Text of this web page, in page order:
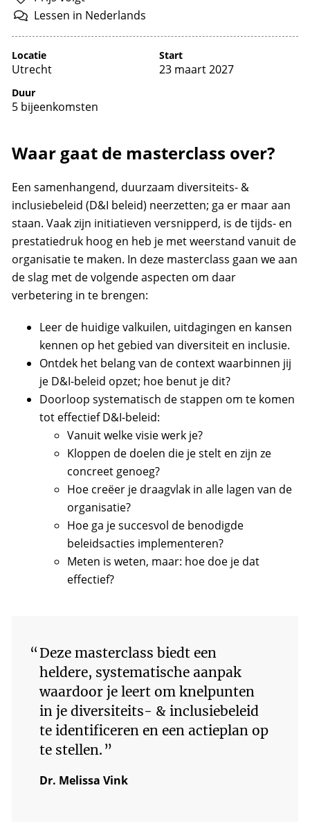
Lessen in Nederlands
Locatie
Utrecht
Start
23 maart 2027
Duur
5 bijeenkomsten
Waar gaat de masterclass over?
Een samenhangend, duurzaam diversiteits- &
inclusiebeleid (D&I beleid) neerzetten; ga er maar aan
staan. Vaak zijn initiatieven versnipperd, is de tijds- en
prestatiedruk hoog en heb je met weerstand vanuit de
organisatie te maken. In deze masterclass gaan we aan
de slag met de volgende aspecten om daar
verbetering in te brengen:
Leer de huidige valkuilen, uitdagingen en kansen
kennen op het gebied van diversiteit en inclusie.
Ontdek het belang van de context waarbinnen jij
je D&I-beleid opzet; hoe benut je dit?
Doorloop systematisch de stappen om te komen
tot effectief D&I-beleid:
Vanuit welke visie werk je?
Kloppen de doelen die je stelt en zijn ze
concreet genoeg?
Hoe creëer je draagvlak in alle lagen van de
organisatie?
Hoe ga je succesvol de benodigde
beleidsacties implementeren?
Meten is weten, maar: hoe doe je dat
effectief?
“Deze masterclass biedt een
heldere, systematische aanpak
waardoor je leert om knelpunten
in je diversiteits- & inclusiebeleid
te identificeren en een actieplan op
te stellen. ”
Dr. Melissa Vink